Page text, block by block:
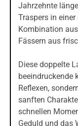
Jahrzehnte
Traspers in
Kombination
Fässern aus
Diese doppelte
beeindruckende
Reflexen,
sanften
schnellen
Geduld und das